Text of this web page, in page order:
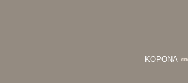
ΚΟΡΟΝΑ